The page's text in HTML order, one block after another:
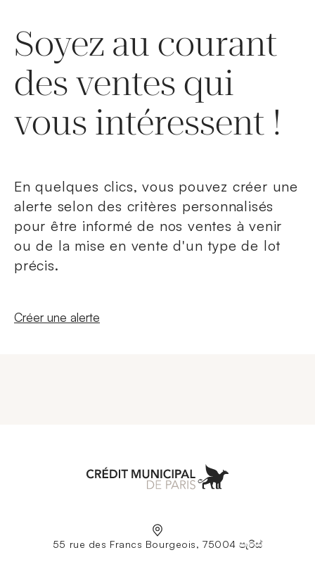
Soyez au courant
des ventes qui
vous intéressent !
En quelques clics, vous pouvez créer une
alerte selon des critères personnalisés
pour être informé de nos ventes à venir
ou de la mise en vente d'un type de lot
précis.
Nouvelle fenêtre
Créer une alerte
55 rue des Francs Bourgeois, 75004 පැරිස්